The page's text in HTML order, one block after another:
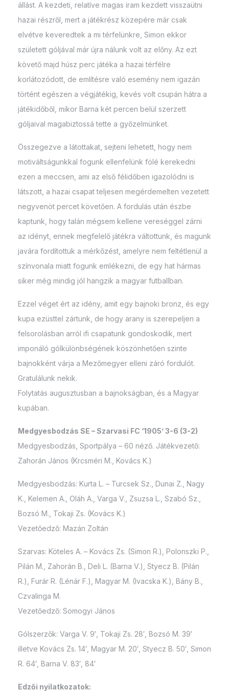
állást. A kezdeti, relatíve magas iram kezdett visszaütni
hazai részről, mert a játékrész közepére már csak
elvétve keveredtek a mi térfelünkre, Simon ekkor
született góljával már újra nálunk volt az előny. Az ezt
követő majd húsz perc játéka a hazai térfélre
korlátozódott, de említésre való esemény nem igazán
történt egészen a végjátékig, kevés volt csupán hátra a
játékidőből, mikor Barna két percen belül szerzett
góljaival magabiztossá tette a győzelmünket.
Összegezve a látottakat, sejteni lehetett, hogy nem
motiváltságunkkal fogunk ellenfelünk fölé kerekedni
ezen a meccsen, ami az első félidőben igazolódni is
látszott, a hazai csapat teljesen megérdemelten vezetett
negyvenöt percet követően. A fordulás után észbe
kaptunk, hogy talán mégsem kellene vereséggel zárni
az idényt, ennek megfelelő játékra váltottunk, és magunk
javára fordítottuk a mérkőzést, amelyre nem feltétlenül a
színvonala miatt fogunk emlékezni, de egy hat hármas
siker még mindig jól hangzik a magyar futballban.
Ezzel véget ért az idény, amit egy bajnoki bronz, és egy
kupa ezüsttel zártunk, de hogy arany is szerepeljen a
felsorolásban arról ifi csapatunk gondoskodik, mert
imponáló gólkülönbségének köszönhetően szinte
bajnokként várja a Mezőmegyer elleni záró fordulót.
Gratulálunk nekik.
Folytatás augusztusban a bajnokságban, és a Magyar
kupában.
Medgyesbodzás SE – Szarvasi FC ‘1905’ 3-6 (3-2)
Medgyesbodzás, Sportpálya – 60 néző. Játékvezető:
Zahorán János (Krcsméri M., Kovács K.)
Medgyesbodzás: Kurta L. – Turcsek Sz., Dunai Z., Nagy
K., Kelemen A., Oláh A., Varga V., Zsuzsa L., Szabó Sz.,
Bozsó M., Tokaji Zs. (Kovács K.)
Vezetőedző: Mazán Zoltán
Szarvas: Köteles A. – Kovács Zs. (Simon R.), Polonszki P.,
Pilán M., Zahorán B., Deli L. (Barna V.), Styecz B. (Pilán
R.), Furár R. (Lénár F.), Magyar M. (Ivacska K.), Bány B.,
Czvalinga M.
Vezetőedző: Somogyi János
Gólszerzők: Varga V. 9′, Tokaji Zs. 28′, Bozsó M. 39′
illetve Kovács Zs. 14′, Magyar M. 20′, Styecz B. 50′, Simon
R. 64′, Barna V. 83′, 84′
Edzői nyilatkozatok: